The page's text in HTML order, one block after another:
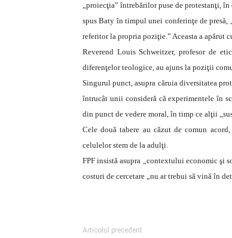
„proiecţia” întrebărilor puse de protestanţi,
spus Baty în timpul unei conferinţe de presă,
referitor la propria poziţie.” Aceasta a apărut
Reverend Louis Schweitzer, profesor de
diferenţelor teologice, au ajuns la poziţii
Singurul punct, asupra căruia diversitatea
întrucât unii consideră că experimentele în
din punct de vedere moral, în timp ce alţii
Cele două tabere au căzut de comun
celulelor stem de la adulţi.
FPF insistă asupra „contextului economic şi
costuri de cercetare „nu ar trebui să vină în
Articolul precedent